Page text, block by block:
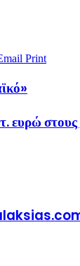
Print
ευρώ στους